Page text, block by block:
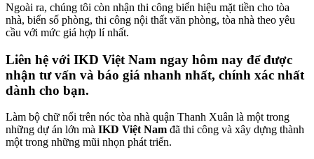
Ngoài ra, chúng tôi còn nhận thi công biển hiệu mặt tiền cho tòa
nhà, biển số phòng, thi công nội thất văn phòng, tòa nhà theo yêu
cầu với mức giá hợp lí nhất.
Liên hệ với IKD Việt Nam ngay hôm nay để được
nhận tư vấn và báo giá nhanh nhất, chính xác nhất
dành cho bạn.
Làm bộ chữ nổi trên nóc tòa nhà quận Thanh Xuân là một trong
những dự án lớn mà IKD Việt Nam đã thi công và xây dựng thành
một trong những mũi nhọn phát triển.